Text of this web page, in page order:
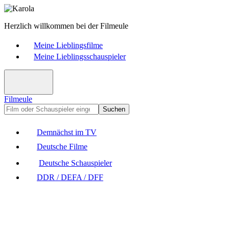
Herzlich willkommen bei der Filmeule
Meine Lieblingsfilme
Meine Lieblingsschauspieler
Filmeule
Suchen
Demnächst im TV
Deutsche Filme
Deutsche Schauspieler
DDR / DEFA / DFF